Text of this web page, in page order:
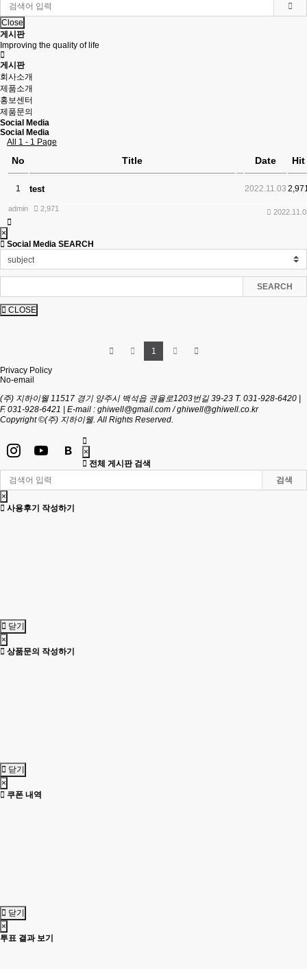
Close
게시판
Improving the quality of life
게시판
회사소개
제품소개
홍보센터
제품문의
Social Media
Social Media
All 1 - 1 Page
No Title Date Hit
1 test 2022.11.03
admin 2,971
×
Social Media SEARCH
SEARCH
CLOSE
1
Privacy Policy
No-email
(주) 지하이웰 11517 경기 양주시 백석읍 권율로1203번길 39-23 T. 031-928-6420 |
F. 031-928-6421 | E-mail : ghiwell@gmail.com / ghiwell@ghiwell.co.kr
Copyright ©(주) 지하이웰. All Rights Reserved.
×
전체 게시판 검색
검색
×
사용후기 작성하기
닫기
×
상품문의 작성하기
닫기
×
쿠폰 내역
닫기
×
투표 결과 보기